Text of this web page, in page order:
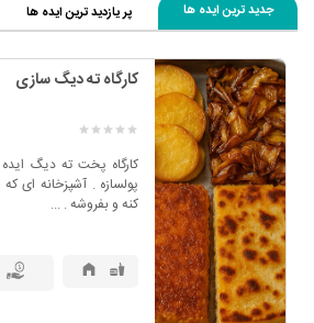
جدید ترین ایده ها پر یازدید ترین ایده ها
کارگاه ته دیگ سازی
کارگاه پخت ته دیگ
پولسازه . آشپزخانه ای
کنه و بفروشه . ...